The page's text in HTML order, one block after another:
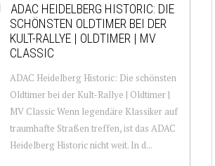
ADAC HEIDELBERG HISTORIC: DIE
SCHÖNSTEN OLDTIMER BEI DER
KULT-RALLYE | OLDTIMER | MV
CLASSIC
ADAC Heidelberg Historic: Die schönsten
Oldtimer bei der Kult-Rallye | Oldtimer |
MV Classic Wenn legendäre Klassiker auf
traumhafte Straßen treffen, ist das ADAC
Heidelberg Historic nicht weit. In d...